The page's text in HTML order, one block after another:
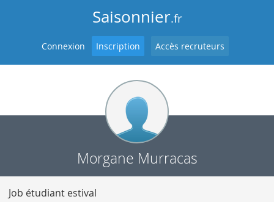
Saisonnier.fr
Connexion Inscription Accès recruteurs
Morgane Murracas
Job étudiant estival